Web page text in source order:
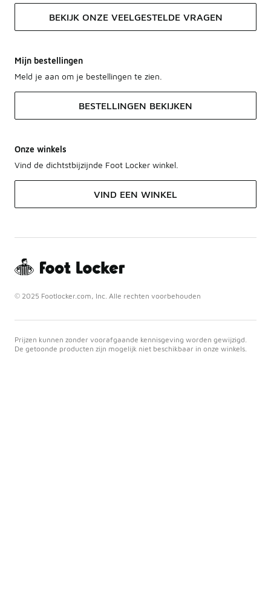
BEKIJK ONZE VEELGESTELDE VRAGEN
Mijn bestellingen
Meld je aan om je bestellingen te zien.
BESTELLINGEN BEKIJKEN
Onze winkels
Vind de dichtstbijzijnde Foot Locker winkel.
VIND EEN WINKEL
© 2025 Footlocker.com, Inc. Alle rechten voorbehouden
Prijzen kunnen zonder voorafgaande kennisgeving worden gewijzigd.
De getoonde producten zijn mogelijk niet beschikbaar in onze winkels.